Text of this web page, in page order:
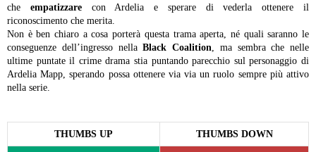
che empatizzarecon Ardelia e sperare di vederla ottenere il
riconoscimento che merita.
Non è ben chiaro a cosa porterà questa trama aperta, né quali saranno le
conseguenze dell’ingresso nellaBlack Coalition , ma sembra che nelle
ultime puntate il crime drama stia puntando parecchio sul personaggio di
Ardelia Mapp, sperando possa ottenere via via un ruolo sempre più attivo
nella serie.
THUMBS UP THUMBS DOWN